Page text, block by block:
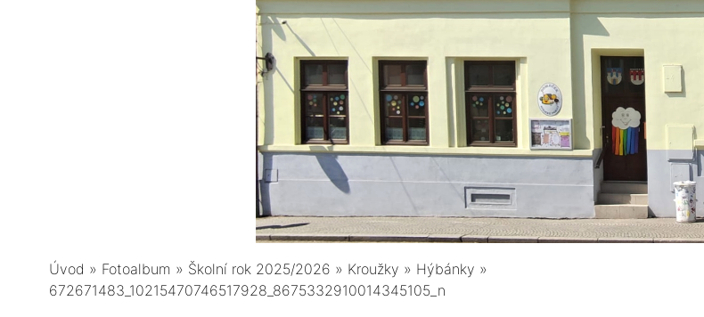
Úvod » Fotoalbum » Školní rok 2025/2026 » Kroužky » Hýbánky »
672671483_10215470746517928_8675332910014345105_n